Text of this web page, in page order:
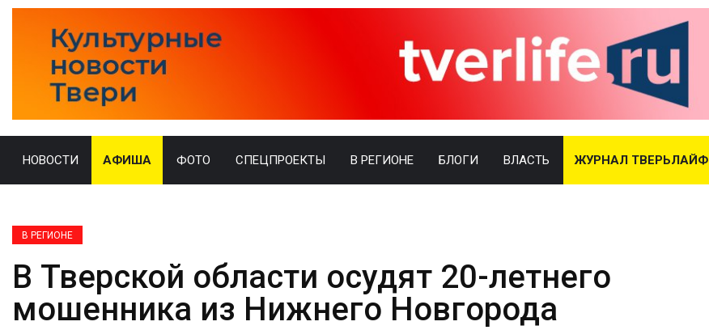
НОВОСТИ АФИША ФОТО СПЕЦПРОЕКТЫ В РЕГИОНЕ БЛОГИ ВЛАСТЬ ЖУРНАЛ ТВЕРЬЛАЙФ
В РЕГИОНЕ
В Тверской области осудят 20-летнего
мошенника из Нижнего Новгорода